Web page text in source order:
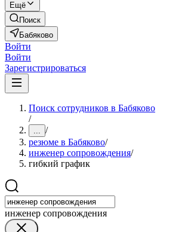
Ещё
Поиск
Бабяково
Войти
Войти
Зарегистрироваться
Поиск сотрудников в Бабяково
/
... /
резюме в Бабяково/
инженер сопровождения/
гибкий график
инженер сопровождения